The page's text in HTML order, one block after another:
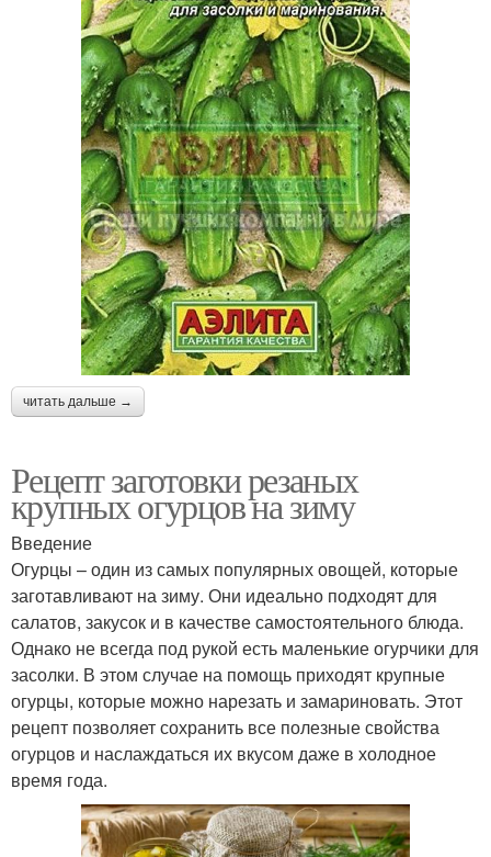
читать дальше →
Рецепт заготовки резаных
крупных огурцов на зиму
Введение
Огурцы – один из самых популярных овощей, которые
заготавливают на зиму. Они идеально подходят для
салатов, закусок и в качестве самостоятельного блюда.
Однако не всегда под рукой есть маленькие огурчики для
засолки. В этом случае на помощь приходят крупные
огурцы, которые можно нарезать и замариновать. Этот
рецепт позволяет сохранить все полезные свойства
огурцов и наслаждаться их вкусом даже в холодное
время года.